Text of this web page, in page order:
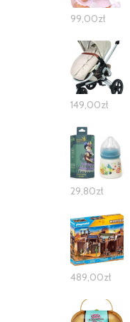
99,00zł
149,00zł
29,80zł
489,00zł